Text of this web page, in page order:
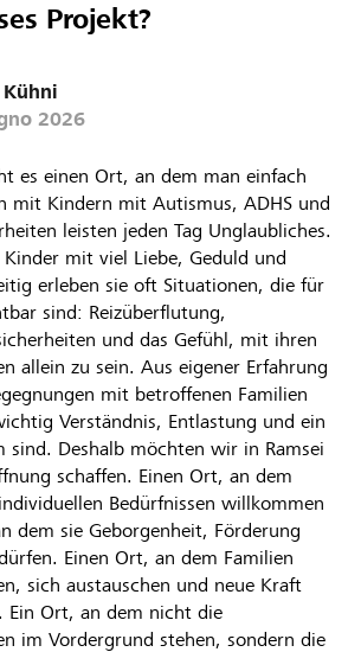
Projekt?
2026
es einen Ort, an dem man einfach
mit Kindern mit Autismus, ADHS und
leisten jeden Tag Unglaubliches.
mit viel Liebe, Geduld und
erleben sie oft Situationen, die für
sind: Reizüberflutung,
und das Gefühl, mit ihren
allein zu sein. Aus eigener Erfahrung
mit betroffenen Familien
Verständnis, Entlastung und ein
sind. Deshalb möchten wir in Ramsei
schaffen. Einen Ort, an dem
Bedürfnissen willkommen
dem sie Geborgenheit, Förderung
Einen Ort, an dem Familien
sich austauschen und neue Kraft
Ein Ort, an dem nicht die
im Vordergrund stehen, sondern die